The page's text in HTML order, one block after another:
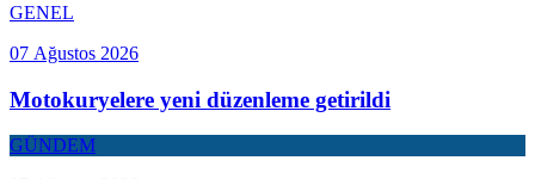
GENEL
07 Ağustos 2026
Motokuryelere yeni düzenleme getirildi
GÜNDEM